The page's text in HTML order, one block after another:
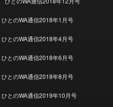
ひとのWA通信2018年1月号
ひとのWA通信2018年4月号
ひとのWA通信2018年6月号
ひとのWA通信2018年8月号
ひとのWA通信2019年10月号